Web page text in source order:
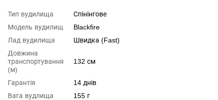
Тип вудилища
Спінінгове
Модель вудилищ
Blackfire
Лад вудилища
Швидка (Fast)
Довжина
транспортування
(м)
132 см
Гарантія
14 днів
Вага вудлища
155 г